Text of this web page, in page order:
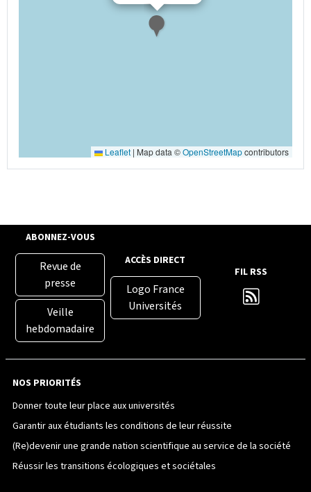
Leaflet | Map data ©OpenStreetMapcontributors
ABONNEZ-VOUS
Revue de
presse
Veille
hebdomadaire
ACCÈS DIRECT
Logo France
Universités
FIL RSS
NOS PRIORITÉS
Donner toute leur place aux universités
Garantir aux étudiants les conditions de leur réussite
(Re)devenir une grande nation scientifique au service de la société
Réussir les transitions écologiques et sociétales